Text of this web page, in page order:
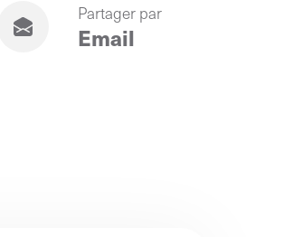
Partager par
Email